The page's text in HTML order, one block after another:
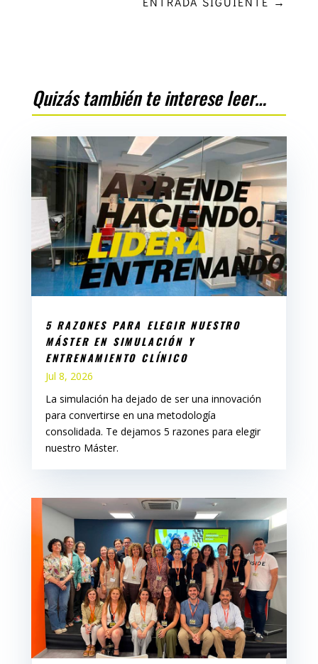
Quizás también te interese leer…
5 RAZONES PARA ELEGIR NUESTRO
MÁSTER EN SIMULACIÓN Y
ENTRENAMIENTO CLÍNICO
Jul 8, 2026
La simulación ha dejado de ser una innovación
para convertirse en una metodología
consolidada. Te dejamos 5 razones para elegir
nuestro Máster.